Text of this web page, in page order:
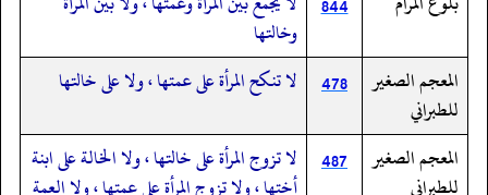
وخالتها
المعجم الصغير
للطبراني
478 لا تنكح المرأة على عمتها ، ولا على خالتها
المعجم الصغير
للطبراني
487
لا تزوج المرأة على خالتها ، ولا الخالة على ابنة
أختها ، ولا تزوج المرأة على عمتها ، ولا العمة